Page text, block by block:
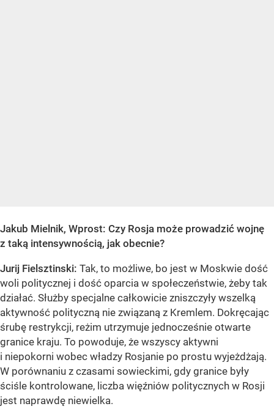
Jakub Mielnik, Wprost: Czy Rosja może prowadzić wojnę
z taką intensywnością, jak obecnie?
Jurij Fielsztinski: Tak, to możliwe, bo jest w Moskwie dość
woli politycznej i dość oparcia w społeczeństwie, żeby tak
działać. Służby specjalne całkowicie zniszczyły wszelką
aktywność polityczną nie związaną z Kremlem. Dokręcając
śrubę restrykcji, reżim utrzymuje jednocześnie otwarte
granice kraju. To powoduje, że wszyscy aktywni
i niepokorni wobec władzy Rosjanie po prostu wyjeżdżają.
W porównaniu z czasami sowieckimi, gdy granice były
ściśle kontrolowane, liczba więźniów politycznych w Rosji
jest naprawdę niewielka.